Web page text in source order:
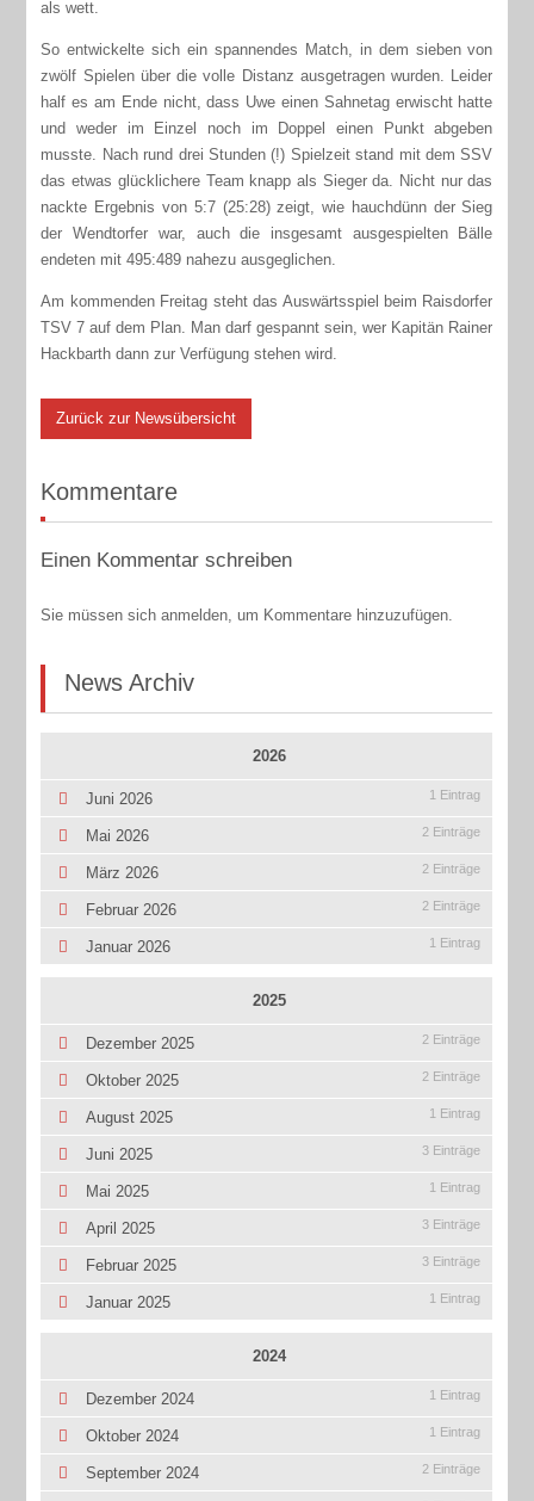
als wett.
So entwickelte sich ein spannendes Match, in dem sieben von
zwölf Spielen über die volle Distanz ausgetragen wurden. Leider
half es am Ende nicht, dass Uwe einen Sahnetag erwischt hatte
und weder im Einzel noch im Doppel einen Punkt abgeben
musste. Nach rund drei Stunden (!) Spielzeit stand mit dem SSV
das etwas glücklichere Team knapp als Sieger da. Nicht nur das
nackte Ergebnis von 5:7 (25:28) zeigt, wie hauchdünn der Sieg
der Wendtorfer war, auch die insgesamt ausgespielten Bälle
endeten mit 495:489 nahezu ausgeglichen.
Am kommenden Freitag steht das Auswärtsspiel beim Raisdorfer
TSV 7 auf dem Plan. Man darf gespannt sein, wer Kapitän Rainer
Hackbarth dann zur Verfügung stehen wird.
Zurück zur Newsübersicht
Kommentare
Einen Kommentar schreiben
Sie müssen sich anmelden, um Kommentare hinzuzufügen.
News Archiv
2026
Juni 2026 1 Eintrag
Mai 2026 2 Einträge
März 2026 2 Einträge
Februar 2026 2 Einträge
Januar 2026 1 Eintrag
2025
Dezember 2025 2 Einträge
Oktober 2025 2 Einträge
August 2025 1 Eintrag
Juni 2025 3 Einträge
Mai 2025 1 Eintrag
April 2025 3 Einträge
Februar 2025 3 Einträge
Januar 2025 1 Eintrag
2024
Dezember 2024 1 Eintrag
Oktober 2024 1 Eintrag
September 2024 2 Einträge